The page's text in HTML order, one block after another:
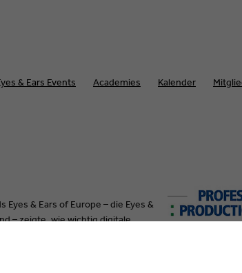
& Ears Events Academies Kalender
& Ears of Europe – die Eyes &
– zeigte, wie wichtig digitale